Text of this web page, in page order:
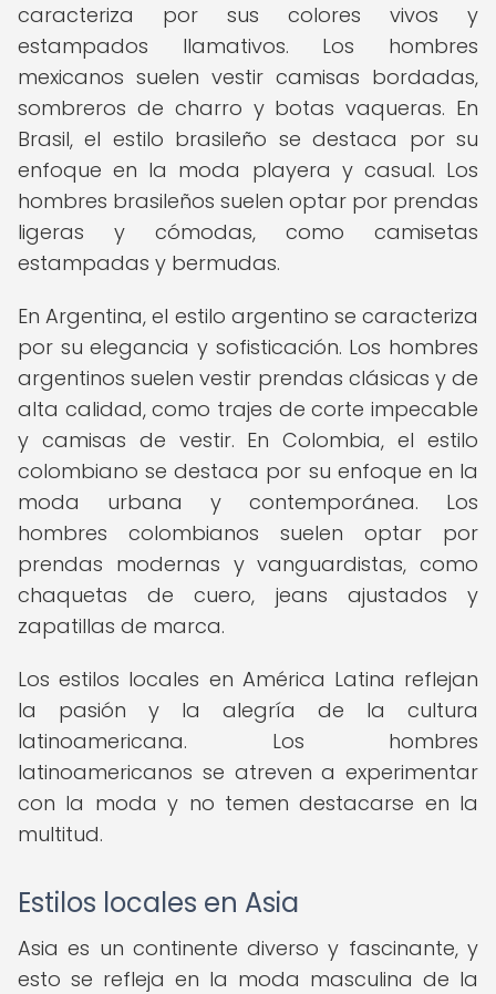
caracteriza por sus colores vivos y
estampados llamativos. Los hombres
mexicanos suelen vestir camisas bordadas,
sombreros de charro y botas vaqueras. En
Brasil, el estilo brasileño se destaca por su
enfoque en la moda playera y casual. Los
hombres brasileños suelen optar por prendas
ligeras y cómodas, como camisetas
estampadas y bermudas.
En Argentina, el estilo argentino se caracteriza
por su elegancia y sofisticación. Los hombres
argentinos suelen vestir prendas clásicas y de
alta calidad, como trajes de corte impecable
y camisas de vestir. En Colombia, el estilo
colombiano se destaca por su enfoque en la
moda urbana y contemporánea. Los
hombres colombianos suelen optar por
prendas modernas y vanguardistas, como
chaquetas de cuero, jeans ajustados y
zapatillas de marca.
Los estilos locales en América Latina reflejan
la pasión y la alegría de la cultura
latinoamericana. Los hombres
latinoamericanos se atreven a experimentar
con la moda y no temen destacarse en la
multitud.
Estilos locales en Asia
Asia es un continente diverso y fascinante, y
esto se refleja en la moda masculina de la